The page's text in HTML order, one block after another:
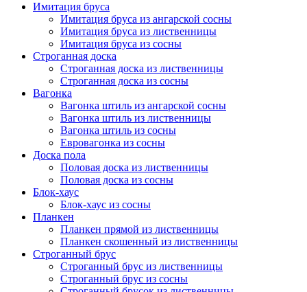
Имитация бруса
Имитация бруса из ангарской сосны
Имитация бруса из лиственницы
Имитация бруса из сосны
Строганная доска
Строганная доска из лиственницы
Строганная доска из сосны
Вагонка
Вагонка штиль из ангарской сосны
Вагонка штиль из лиственницы
Вагонка штиль из сосны
Евровагонка из сосны
Доска пола
Половая доска из лиственницы
Половая доска из сосны
Блок-хаус
Блок-хаус из сосны
Планкен
Планкен прямой из лиственницы
Планкен скошенный из лиственницы
Строганный брус
Строганный брус из лиственницы
Строганный брус из сосны